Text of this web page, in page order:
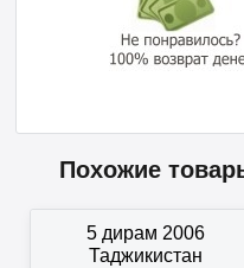
Похожие
5 дирам 2006
Таджикистан